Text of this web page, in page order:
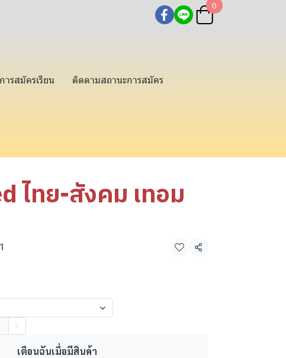
0
ารสมัครเรียน ติดตามสถานะการสมัคร
ไทย-สังคม เทอม
แชร์
เตือนฉันเมื่อมีสินค้า